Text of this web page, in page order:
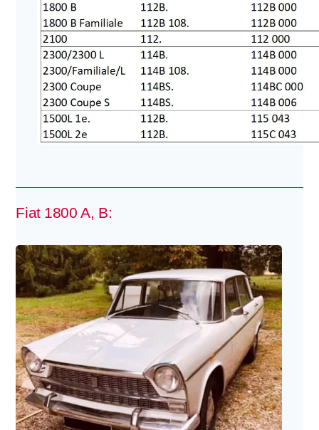
Fiat 1800 A, B: